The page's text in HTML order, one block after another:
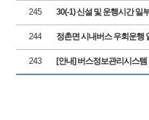
245 30(-1) 신설 및 운행시간 일
244 정촌면 시내버스 우회운행
243 [안내] 버스정보관리시스